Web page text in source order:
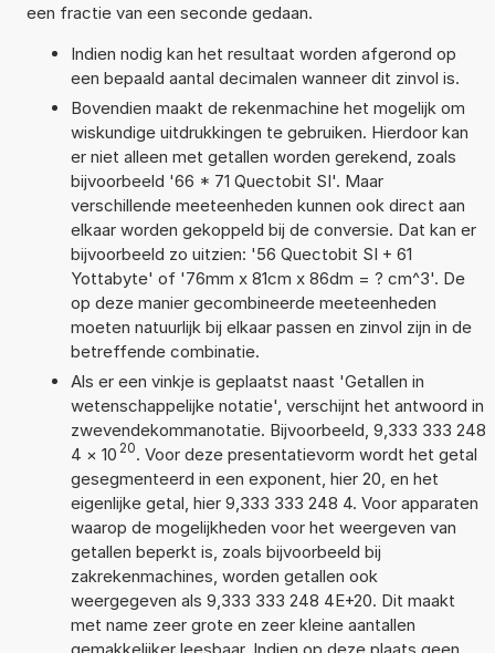
een fractie van een seconde gedaan.
Indien nodig kan het resultaat worden afgerond op
een bepaald aantal decimalen wanneer dit zinvol is.
Bovendien maakt de rekenmachine het mogelijk om
wiskundige uitdrukkingen te gebruiken. Hierdoor kan
er niet alleen met getallen worden gerekend, zoals
bijvoorbeeld '66 * 71 Quectobit SI'. Maar
verschillende meeteenheden kunnen ook direct aan
elkaar worden gekoppeld bij de conversie. Dat kan er
bijvoorbeeld zo uitzien: '56 Quectobit SI + 61
Yottabyte' of '76mm x 81cm x 86dm = ? cm^3'. De
op deze manier gecombineerde meeteenheden
moeten natuurlijk bij elkaar passen en zinvol zijn in de
betreffende combinatie.
Als er een vinkje is geplaatst naast 'Getallen in
wetenschappelijke notatie', verschijnt het antwoord in
zwevendekommanotatie. Bijvoorbeeld, 9,333 333 248
4 × 10 20. Voor deze presentatievorm wordt het getal
gesegmenteerd in een exponent, hier 20, en het
eigenlijke getal, hier 9,333 333 248 4. Voor apparaten
waarop de mogelijkheden voor het weergeven van
getallen beperkt is, zoals bijvoorbeeld bij
zakrekenmachines, worden getallen ook
weergegeven als 9,333 333 248 4E+20. Dit maakt
met name zeer grote en zeer kleine aantallen
gemakkelijker leesbaar. Indien op deze plaats geen